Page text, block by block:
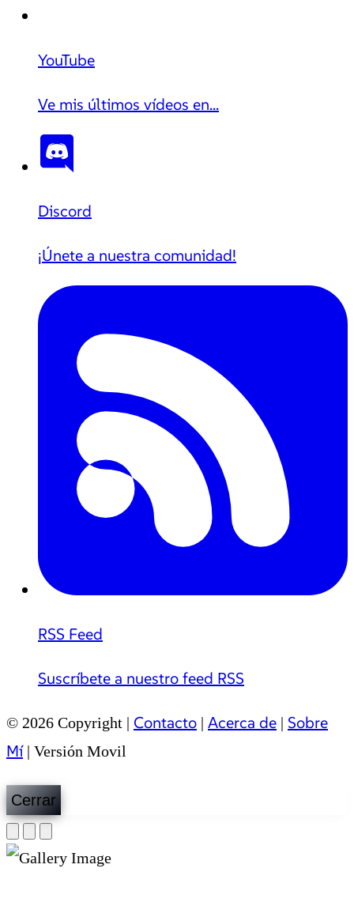
YouTube
Ve mis últimos vídeos en...
Discord
¡Únete a nuestra comunidad!
RSS Feed
Suscríbete a nuestro feed RSS
© 2026 Copyright | Contacto | Acerca de | Sobre
Mí| Versión Movil
Cerrar